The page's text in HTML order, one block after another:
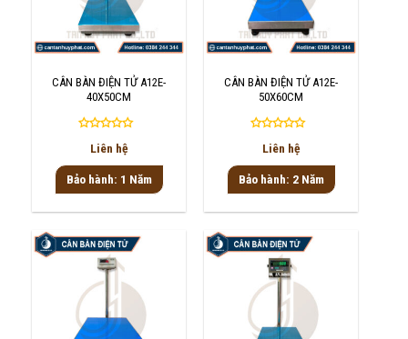
CÂN BÀN ĐIỆN TỬ A12E-
40X50CM
Được
hạng
0
sao
Liên hệ
Bảo hành: 1 Năm
CÂN BÀN ĐIỆN TỬ A12E-
50X60CM
Được
hạng
0
sao
Liên hệ
Bảo hành: 2 Năm